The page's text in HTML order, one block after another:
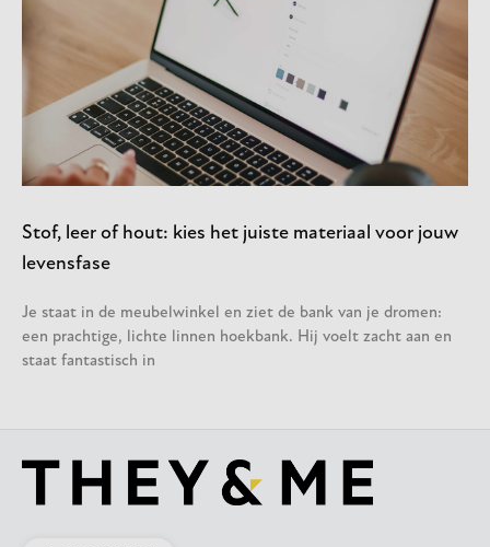
Stof, leer of hout: kies het juiste materiaal voor jouw
levensfase
Je staat in de meubelwinkel en ziet de bank van je dromen:
een prachtige, lichte linnen hoekbank. Hij voelt zacht aan en
staat fantastisch in